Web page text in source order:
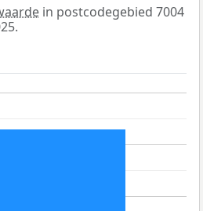
in postcodegebied 7004